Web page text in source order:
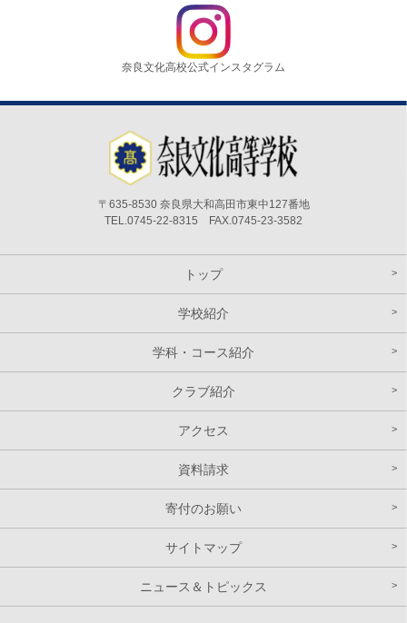
奈良文化高校公式インスタグラム
〒635-8530 奈良県大和高田市東中127番地
TEL.0745-22-8315 FAX.0745-23-3582
トップ
学校紹介
学科・コース紹介
クラブ紹介
アクセス
資料請求
寄付のお願い
サイトマップ
ニュース＆トピックス